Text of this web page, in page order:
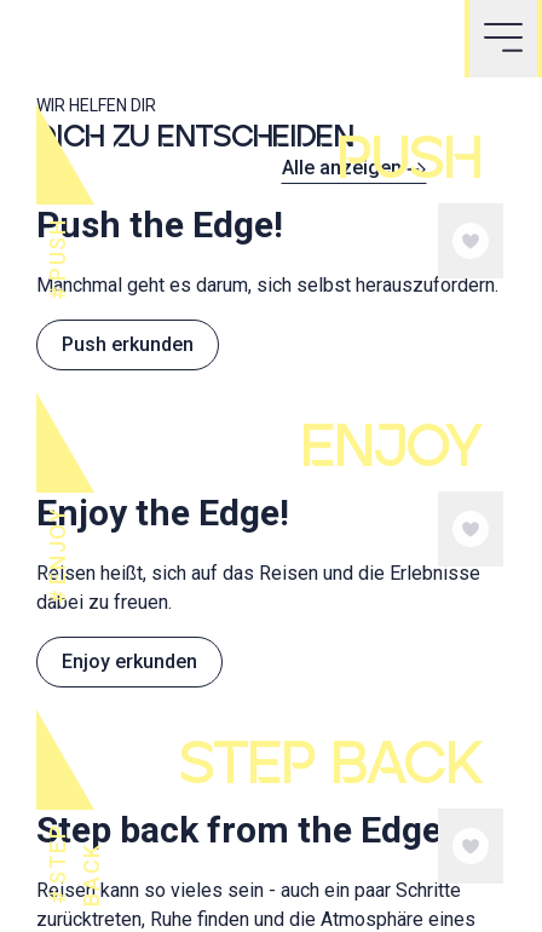
WIR HELFEN DIR
DICH ZU ENTSCHEIDEN
Alle anzeigen
PUSH
PUSH
Push the Edge!
Manchmal geht es darum, sich selbst herauszufordern.
Push erkunden
ENJOY
ENJOY
Enjoy the Edge!
Reisen heißt, sich auf das Reisen und die Erlebnisse
dabei zu freuen.
Enjoy erkunden
S
T
E
P
B
A
CK
STEP BACK
Step back from the Edge
Reisen kann so vieles sein - auch ein paar Schritte
zurücktreten, Ruhe finden und die Atmosphäre eines